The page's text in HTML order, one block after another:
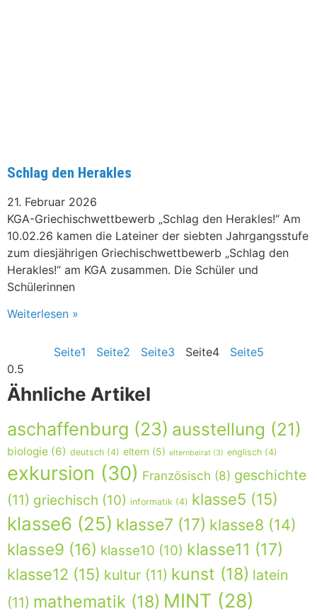
Schlag den Herakles
21. Februar 2026
KGA-Griechischwettbewerb „Schlag den Herakles!“ Am
10.02.26 kamen die Lateiner der siebten Jahrgangsstufe
zum diesjährigen Griechischwettbewerb „Schlag den
Herakles!“ am KGA zusammen. Die Schüler und
Schülerinnen
Weiterlesen »
Seite1 Seite2 Seite3 Seite4 Seite5
Ähnliche Artikel
aschaffenburg (23) ausstellung (21)
biologie (6) deutsch (4) eltern (5) elternbeirat (3) englisch (4)
exkursion (30) Französisch (8) geschichte
(11) griechisch (10) informatik (4) klasse5 (15)
klasse6 (25) klasse7 (17) klasse8 (14)
klasse9 (16) klasse10 (10) klasse11 (17)
klasse12 (15) kultur (11) kunst (18) latein
(11) mathematik (18) MINT (28)